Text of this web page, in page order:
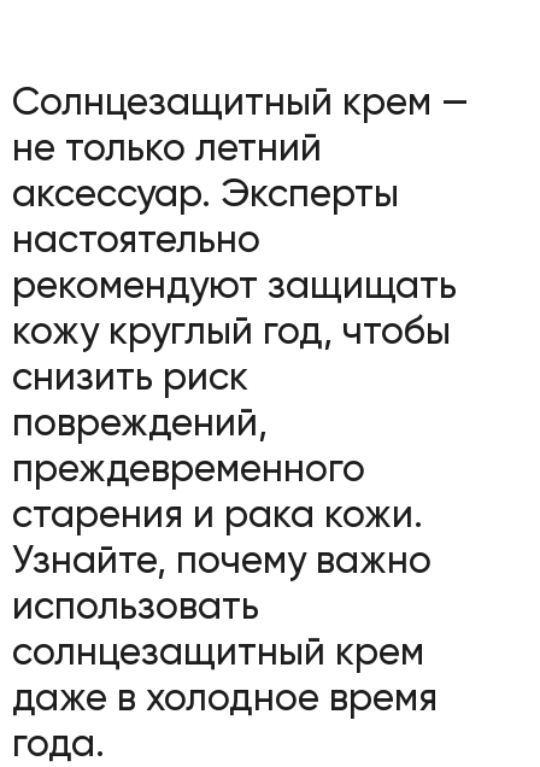
Солнцезащитный крем —
не только летний
аксессуар. Эксперты
настоятельно
рекомендуют защищать
кожу круглый год, чтобы
снизить риск
повреждений,
преждевременного
старения и рака кожи.
Узнайте, почему важно
использовать
солнцезащитный крем
даже в холодное время
года.